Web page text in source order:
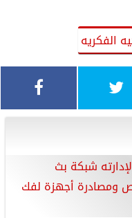
الفكريه
شبكة بث
ومصادرة أجهزة لفك